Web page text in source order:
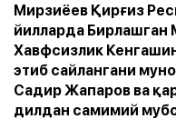
Мирзиёев Қирғиз
йилларда Бирлашган
Хавфсизлик
этиб сайлангани
Садир Жапаров ва
дилдан самимий